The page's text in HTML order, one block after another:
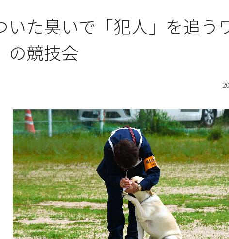
いた臭いで「犯人」を追う
の競技会